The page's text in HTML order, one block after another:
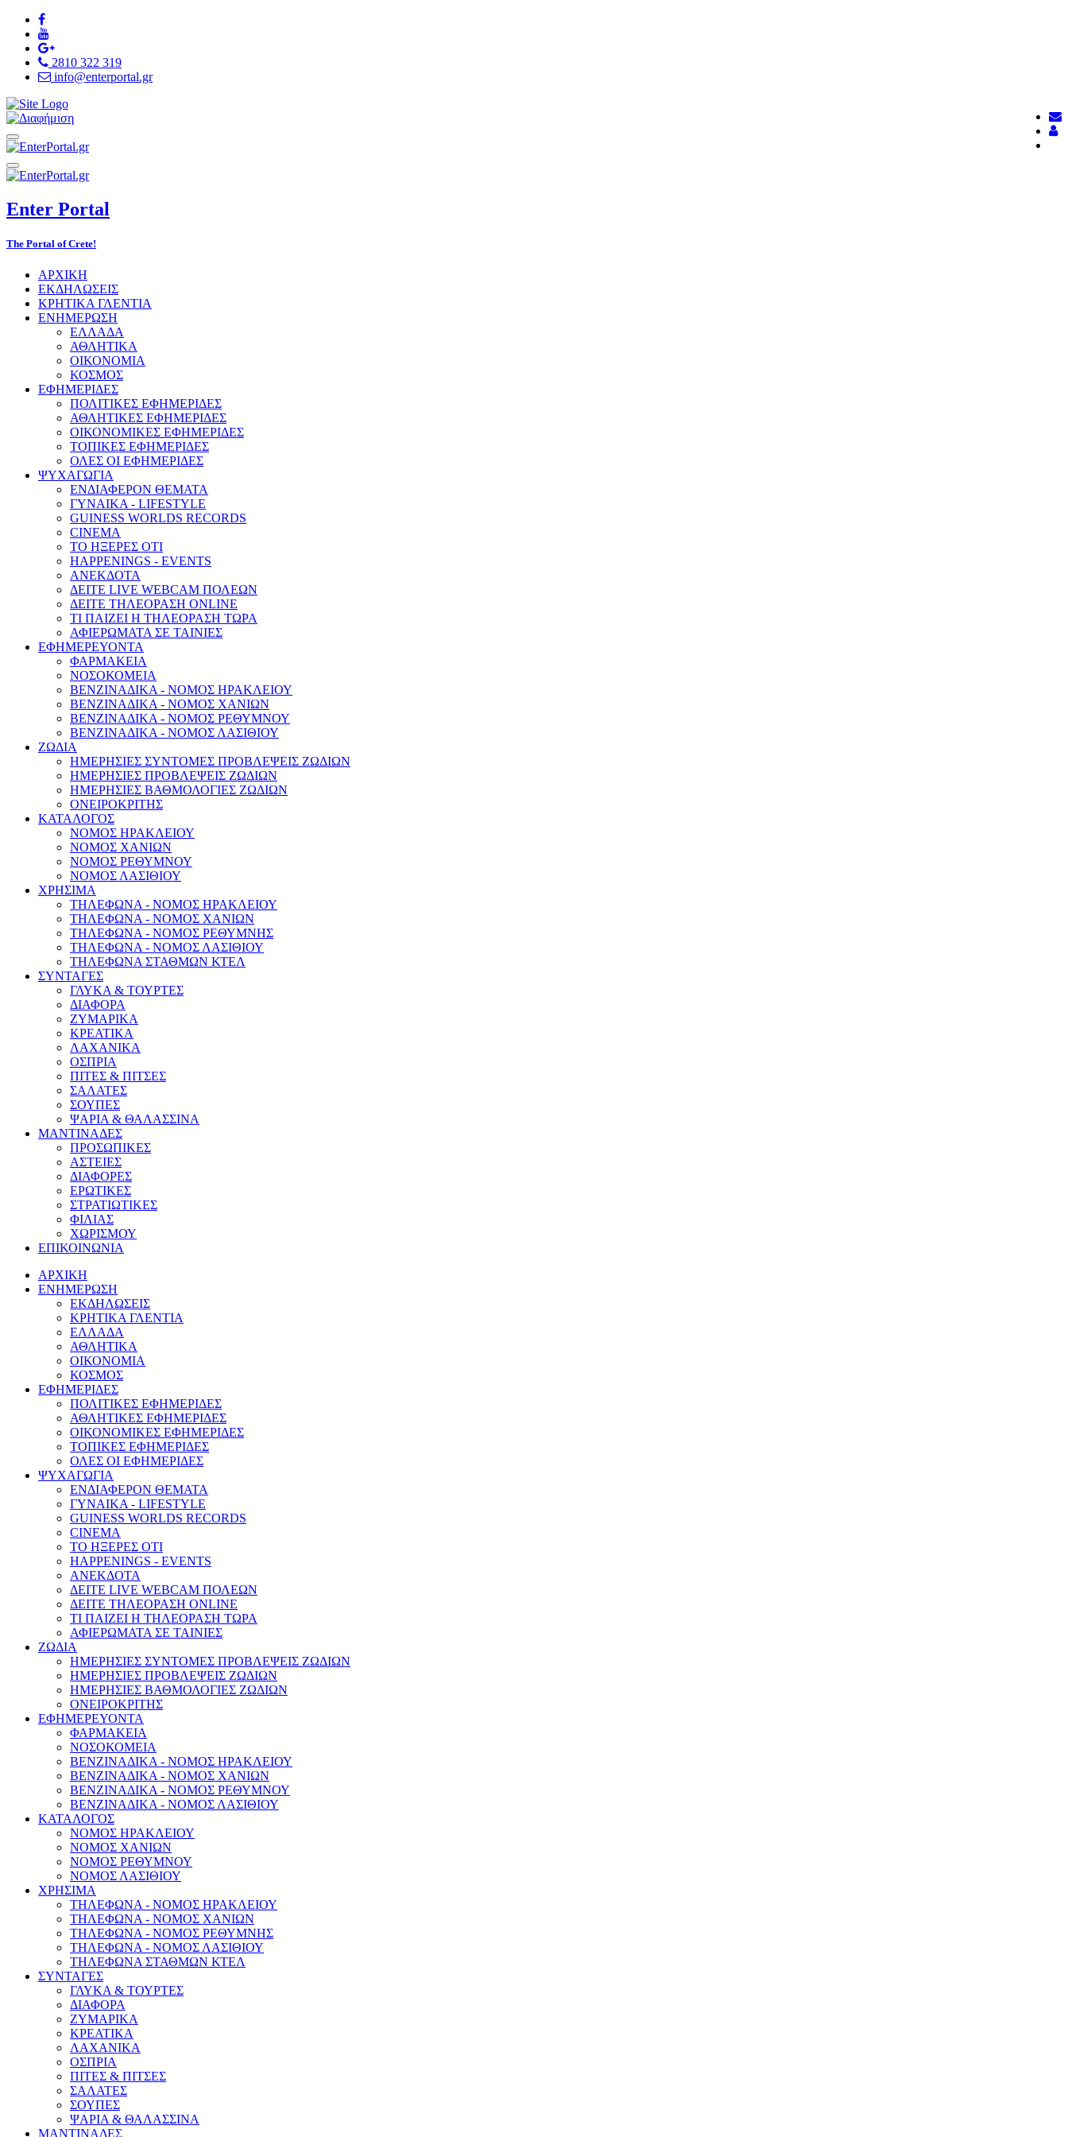
2810 322 319
info@enterportal.gr
Enter Portal
The Portal of Crete!
ΑΡΧΙΚΗ
ΕΚΔΗΛΩΣΕΙΣ
ΚΡΗΤΙΚΑ ΓΛΕΝΤΙΑ
ΕΝΗΜΕΡΩΣΗ
ΕΛΛΑΔΑ
ΑΘΛΗΤΙΚΑ
ΟΙΚΟΝΟΜΙΑ
ΚΟΣΜΟΣ
ΕΦΗΜΕΡΙΔΕΣ
ΠΟΛΙΤΙΚΕΣ ΕΦΗΜΕΡΙΔΕΣ
ΑΘΛΗΤΙΚΕΣ ΕΦΗΜΕΡΙΔΕΣ
ΟΙΚΟΝΟΜΙΚΕΣ ΕΦΗΜΕΡΙΔΕΣ
ΤΟΠΙΚΕΣ ΕΦΗΜΕΡΙΔΕΣ
ΟΛΕΣ ΟΙ ΕΦΗΜΕΡΙΔΕΣ
ΨΥΧΑΓΩΓΙΑ
ΕΝΔΙΑΦΕΡΟΝ ΘΕΜΑΤΑ
ΓΥΝΑΙΚΑ - LIFESTYLE
GUINESS WORLDS RECORDS
CINEMA
ΤΟ ΗΞΕΡΕΣ ΟΤΙ
HAPPENINGS - EVENTS
ΑΝΕΚΔΟΤΑ
ΔΕΙΤΕ LIVE WEBCAM ΠΟΛΕΩΝ
ΔΕΙΤΕ ΤΗΛΕΟΡΑΣΗ ONLINE
ΤΙ ΠΑΙΖΕΙ Η ΤΗΛΕΟΡΑΣΗ ΤΩΡΑ
ΑΦΙΕΡΩΜΑΤΑ ΣΕ ΤΑΙΝΙΕΣ
ΕΦΗΜΕΡΕΥΟΝΤΑ
ΦΑΡΜΑΚΕΙΑ
ΝΟΣΟΚΟΜΕΙΑ
ΒΕΝΖΙΝΑΔΙΚΑ - ΝΟΜΟΣ ΗΡΑΚΛΕΙΟΥ
ΒΕΝΖΙΝΑΔΙΚΑ - ΝΟΜΟΣ ΧΑΝΙΩΝ
ΒΕΝΖΙΝΑΔΙΚΑ - ΝΟΜΟΣ ΡΕΘΥΜΝΟΥ
ΒΕΝΖΙΝΑΔΙΚΑ - ΝΟΜΟΣ ΛΑΣΙΘΙΟΥ
ΖΩΔΙΑ
ΗΜΕΡΗΣΙΕΣ ΣΥΝΤΟΜΕΣ ΠΡΟΒΛΕΨΕΙΣ ΖΩΔΙΩΝ
ΗΜΕΡΗΣΙΕΣ ΠΡΟΒΛΕΨΕΙΣ ΖΩΔΙΩΝ
ΗΜΕΡΗΣΙΕΣ ΒΑΘΜΟΛΟΓΙΕΣ ΖΩΔΙΩΝ
ΟΝΕΙΡΟΚΡΙΤΗΣ
ΚΑΤΑΛΟΓΟΣ
ΝΟΜΟΣ ΗΡΑΚΛΕΙΟΥ
ΝΟΜΟΣ ΧΑΝΙΩΝ
ΝΟΜΟΣ ΡΕΘΥΜΝΟΥ
ΝΟΜΟΣ ΛΑΣΙΘΙΟΥ
ΧΡΗΣΙΜΑ
ΤΗΛΕΦΩΝΑ - ΝΟΜΟΣ ΗΡΑΚΛΕΙΟΥ
ΤΗΛΕΦΩΝΑ - ΝΟΜΟΣ ΧΑΝΙΩΝ
ΤΗΛΕΦΩΝΑ - ΝΟΜΟΣ ΡΕΘΥΜΝΗΣ
ΤΗΛΕΦΩΝΑ - ΝΟΜΟΣ ΛΑΣΙΘΙΟΥ
ΤΗΛΕΦΩΝΑ ΣΤΑΘΜΩΝ ΚΤΕΛ
ΣΥΝΤΑΓΕΣ
ΓΛΥΚΑ & ΤΟΥΡΤΕΣ
ΔΙΑΦΟΡΑ
ΖΥΜΑΡΙΚΑ
ΚΡΕΑΤΙΚΑ
ΛΑΧΑΝΙΚΑ
ΟΣΠΡΙΑ
ΠΙΤΕΣ & ΠΙΤΣΕΣ
ΣΑΛΑΤΕΣ
ΣΟΥΠΕΣ
ΨΑΡΙΑ & ΘΑΛΑΣΣΙΝΑ
ΜΑΝΤΙΝΑΔΕΣ
ΠΡΟΣΩΠΙΚΕΣ
ΑΣΤΕΙΕΣ
ΔΙΑΦΟΡΕΣ
ΕΡΩΤΙΚΕΣ
ΣΤΡΑΤΙΩΤΙΚΕΣ
ΦΙΛΙΑΣ
ΧΩΡΙΣΜΟΥ
ΕΠΙΚΟΙΝΩΝΙΑ
ΑΡΧΙΚΗ
ΕΝΗΜΕΡΩΣΗ
ΕΚΔΗΛΩΣΕΙΣ
ΚΡΗΤΙΚΑ ΓΛΕΝΤΙΑ
ΕΛΛΑΔΑ
ΑΘΛΗΤΙΚΑ
ΟΙΚΟΝΟΜΙΑ
ΚΟΣΜΟΣ
ΕΦΗΜΕΡΙΔΕΣ
ΠΟΛΙΤΙΚΕΣ ΕΦΗΜΕΡΙΔΕΣ
ΑΘΛΗΤΙΚΕΣ ΕΦΗΜΕΡΙΔΕΣ
ΟΙΚΟΝΟΜΙΚΕΣ ΕΦΗΜΕΡΙΔΕΣ
ΤΟΠΙΚΕΣ ΕΦΗΜΕΡΙΔΕΣ
ΟΛΕΣ ΟΙ ΕΦΗΜΕΡΙΔΕΣ
ΨΥΧΑΓΩΓΙΑ
ΕΝΔΙΑΦΕΡΟΝ ΘΕΜΑΤΑ
ΓΥΝΑΙΚΑ - LIFESTYLE
GUINESS WORLDS RECORDS
CINEMA
ΤΟ ΗΞΕΡΕΣ ΟΤΙ
HAPPENINGS - EVENTS
ΑΝΕΚΔΟΤΑ
ΔΕΙΤΕ LIVE WEBCAM ΠΟΛΕΩΝ
ΔΕΙΤΕ ΤΗΛΕΟΡΑΣΗ ONLINE
ΤΙ ΠΑΙΖΕΙ Η ΤΗΛΕΟΡΑΣΗ ΤΩΡΑ
ΑΦΙΕΡΩΜΑΤΑ ΣΕ ΤΑΙΝΙΕΣ
ΖΩΔΙΑ
ΗΜΕΡΗΣΙΕΣ ΣΥΝΤΟΜΕΣ ΠΡΟΒΛΕΨΕΙΣ ΖΩΔΙΩΝ
ΗΜΕΡΗΣΙΕΣ ΠΡΟΒΛΕΨΕΙΣ ΖΩΔΙΩΝ
ΗΜΕΡΗΣΙΕΣ ΒΑΘΜΟΛΟΓΙΕΣ ΖΩΔΙΩΝ
ΟΝΕΙΡΟΚΡΙΤΗΣ
ΕΦΗΜΕΡΕΥΟΝΤΑ
ΦΑΡΜΑΚΕΙΑ
ΝΟΣΟΚΟΜΕΙΑ
ΒΕΝΖΙΝΑΔΙΚΑ - ΝΟΜΟΣ ΗΡΑΚΛΕΙΟΥ
ΒΕΝΖΙΝΑΔΙΚΑ - ΝΟΜΟΣ ΧΑΝΙΩΝ
ΒΕΝΖΙΝΑΔΙΚΑ - ΝΟΜΟΣ ΡΕΘΥΜΝΟΥ
ΒΕΝΖΙΝΑΔΙΚΑ - ΝΟΜΟΣ ΛΑΣΙΘΙΟΥ
ΚΑΤΑΛΟΓΟΣ
ΝΟΜΟΣ ΗΡΑΚΛΕΙΟΥ
ΝΟΜΟΣ ΧΑΝΙΩΝ
ΝΟΜΟΣ ΡΕΘΥΜΝΟΥ
ΝΟΜΟΣ ΛΑΣΙΘΙΟΥ
ΧΡΗΣΙΜΑ
ΤΗΛΕΦΩΝΑ - ΝΟΜΟΣ ΗΡΑΚΛΕΙΟΥ
ΤΗΛΕΦΩΝΑ - ΝΟΜΟΣ ΧΑΝΙΩΝ
ΤΗΛΕΦΩΝΑ - ΝΟΜΟΣ ΡΕΘΥΜΝΗΣ
ΤΗΛΕΦΩΝΑ - ΝΟΜΟΣ ΛΑΣΙΘΙΟΥ
ΤΗΛΕΦΩΝΑ ΣΤΑΘΜΩΝ ΚΤΕΛ
ΣΥΝΤΑΓΕΣ
ΓΛΥΚΑ & ΤΟΥΡΤΕΣ
ΔΙΑΦΟΡΑ
ΖΥΜΑΡΙΚΑ
ΚΡΕΑΤΙΚΑ
ΛΑΧΑΝΙΚΑ
ΟΣΠΡΙΑ
ΠΙΤΕΣ & ΠΙΤΣΕΣ
ΣΑΛΑΤΕΣ
ΣΟΥΠΕΣ
ΨΑΡΙΑ & ΘΑΛΑΣΣΙΝΑ
ΜΑΝΤΙΝΑΔΕΣ